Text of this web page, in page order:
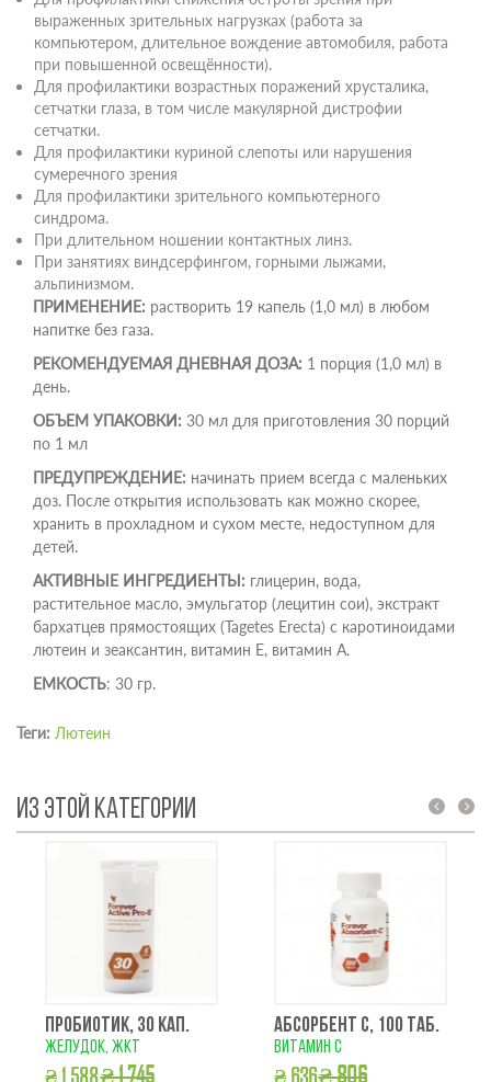
выраженных зрительных нагрузках (работа за
компьютером, длительное вождение автомобиля, работа
при повышенной освещённости).
Для профилактики возрастных поражений хрусталика,
сетчатки глаза, в том числе макулярной дистрофии
сетчатки.
Для профилактики куриной слепоты или нарушения
сумеречного зрения
Для профилактики зрительного компьютерного
синдрома.
При длительном ношении контактных линз.
При занятиях виндсерфингом, горными лыжами,
альпинизмом.
ПРИМЕНЕНИЕ: растворить 19 капель (1,0 мл) в любом
напитке без газа.
РЕКОМЕНДУЕМАЯ ДНЕВНАЯ ДОЗА: 1 порция (1,0 мл) в
день.
ОБЪЕМ УПАКОВКИ: 30 мл для приготовления 30 порций
по 1 мл
ПРЕДУПРЕЖДЕНИЕ: начинать прием всегда с маленьких
доз. После открытия использовать как можно скорее,
хранить в прохладном и сухом месте, недоступном для
детей.
АКТИВНЫЕ ИНГРЕДИЕНТЫ: глицерин, вода,
растительное масло, эмульгатор (лецитин сои), экстракт
бархатцев прямостоящих (Tagetes Erecta) с каротиноидами
лютеин и зеаксантин, витамин Е, витамин А.
ЕМКОСТЬ: 30 гр.
Теги: Лютеин
ИЗ ЭТОЙ КАТЕГОРИИ
ПРОБИОТИК, 30 КАП.
желудок, жкт
₴ 1 588₴ 1 745
АБСОРБЕНТ С, 100 ТАБ.
витамин с
₴ 636₴ 806
prev next